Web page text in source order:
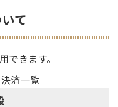
て
できます。
済一覧